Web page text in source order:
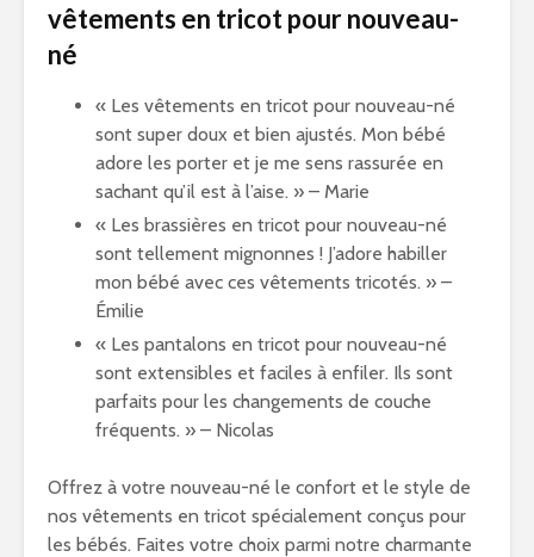
vêtements en tricot pour nouveau-
né
« Les vêtements en tricot pour nouveau-né
sont super doux et bien ajustés. Mon bébé
adore les porter et je me sens rassurée en
sachant qu’il est à l’aise. » – Marie
« Les brassières en tricot pour nouveau-né
sont tellement mignonnes ! J’adore habiller
mon bébé avec ces vêtements tricotés. » –
Émilie
« Les pantalons en tricot pour nouveau-né
sont extensibles et faciles à enfiler. Ils sont
parfaits pour les changements de couche
fréquents. » – Nicolas
Offrez à votre nouveau-né le confort et le style de
nos vêtements en tricot spécialement conçus pour
les bébés. Faites votre choix parmi notre charmante